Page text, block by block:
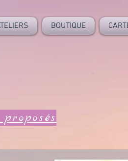
BOUTIQUE